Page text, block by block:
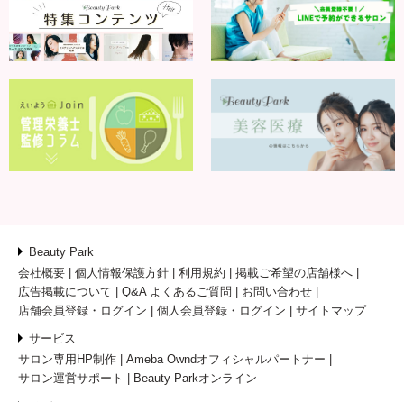
Beauty Park
会社概要
個人情報保護方針 利用規約
掲載ご希望の店舗様へ
広告掲載について
Q&A よくあるご質問
お問い合わせ
店舗会員登録・ログイン
個人会員登録・ログイン サイトマップ
サービス
サロン専用HP制作
Ameba Owndオフィシャルパートナー
サロン運営サポート
Beauty Parkオンライン